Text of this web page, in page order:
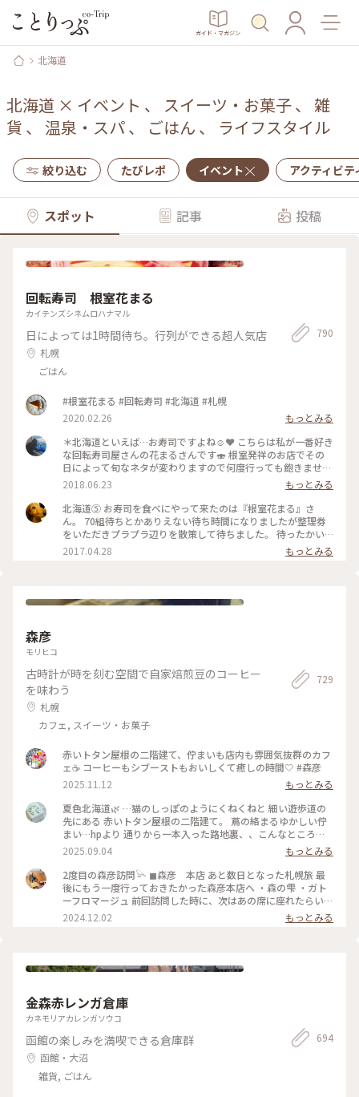
ガイド・マガジン
北海道
北海道 × イベント 、 スイーツ・お菓子、 雑
貨 、 温泉・スパ、 ごはん 、 ライフスタイル
絞り込む たびレポ イベント アクティビテ
スポット 記事 投稿
回転寿司 根室花まる
カイテンズシネムロハナマル
日によっては1時間待ち。行列ができる超人気店
札幌
ごはん
790
#根室花まる #回転寿司 #北海道 #札幌
2020.02.26
もっとみる
＊北海道といえば…お寿司ですよね☺️❤️ こちらは私が一番好き
な回転寿司屋さんの花まるさんです🍣 根室発祥のお店でその
日によって旬なネタが変わりますので何度行っても飽きませ
ん！回転寿司なのに圧倒的クオリティ👏 沢山の店舗があるの
でアクセスも良好です🚘最近は東京にも店舗があるとか！行っ
てみたいです😋 #寿司#花まる#🍣#北海道#札幌
2018.06.23
もっとみる
北海道⑤ お寿司を食べにやって来たのは『根室花まる』さ
ん。 70組待ちとかありえない待ち時間になりましたが整理券
をいただきプラプラ辺りを散策して待ちました。 待ったかい
あり 北海道でしか食べられない『こまいの子』とか『にし
ん』とか『山わさび』をいただきたくさんお酒を飲んで 幸せ
るお寿司でした。 #札幌#根室花まる#お寿司
2017.04.28 もっとみる
森彦
モリヒコ
古時計が時を刻む空間で自家焙煎豆のコーヒー
を味わう
札幌
カフェ, スイーツ・お菓子
729
赤いトタン屋根の二階建て、佇まいも店内も雰囲気抜群のカフ
ェ☕️ コーヒーもシブーストもおいしくて癒しの時間🤍 #森彦
2025.11.12
もっとみる
夏色北海道🌿 …猫のしっぽのようにくねくねと 細い遊歩道の
先にある 赤いトタン屋根の二階建て。 蔦の絡まるゆかしい佇
まい…hpより 通りから一本入った路地裏、、こんなところ
に？ 蔦と白い暖簾と 赤い屋根と。 〈木造民家コーヒーの店〉
「森彦」さんは ひっそりと。 1996年に建てられた 小さな小さ
な木造民家から MORIHIKO.のストーリーが始まった、という
本店。 さすがの人気店、お待ちの方たちが 途切れない。 そろ
そろ西に傾く日差しの 一階のテーブル席で ガトーフロマージ
ュ、アイスグリーンティー シブースト、森の雫（オリジナル
ブレンド）を。。 改装に 足掛け3年の時間を要したという 余
造民家コーヒーの店#レトロ喫茶#札幌カフェ#ゆるりカフェ時
2025.09.04
もっとみる
2度目の森彦訪問𓅪 ◼︎森彦 本店 あと数日となった札幌旅 最
後にもう一度行っておきたかった森彦本店へ ・森の雫 ・ガト
ーフロマージュ 前回訪問した時に、次はあの席に座れたらい
いなと思っていた窓際の席に座ることができました♡ まだ2回
目なのに私にとって最高に特別なお店 時計の秒針の音も 店員
だろうな (coffee & something) ガトーフロマージュもほんの
2024.12.02 もっとみる
金森赤レンガ倉庫
カネモリアカレンガソウコ
函館の楽しみを満喫できる倉庫群
函館・大沼
雑貨, ごはん
694